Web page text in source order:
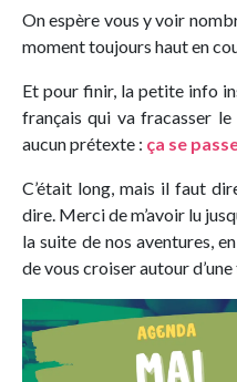
On espère vous y voir
moment toujours haut en
Et pour finir, la petite info
français qui va fracasser
aucun prétexte : ça se
C’était long, mais il faut
dire. Merci de m’avoir lu
la suite de nos aventures,
de vous croiser autour